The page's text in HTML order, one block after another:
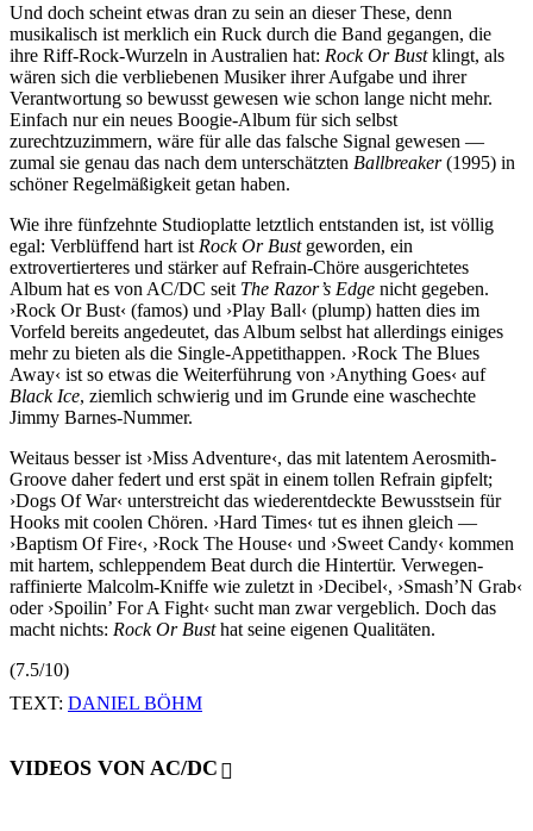
Und doch scheint etwas dran zu sein an dieser These, denn
musikalisch ist merklich ein Ruck durch die Band gegangen, die
ihre Riff-Rock-Wurzeln in Australien hat: Rock Or Bustklingt, als
wären sich die verbliebenen Musiker ihrer Aufgabe und ihrer
Verantwortung so bewusst gewesen wie schon lange nicht mehr.
Einfach nur ein neues Boogie-Album für sich selbst
zurechtzuzimmern, wäre für alle das falsche Signal gewesen —
zumal sie genau das nach dem unterschätzten Ballbreaker(1995) in
schöner Regelmäßigkeit getan haben.
Wie ihre fünfzehnte Studioplatte letztlich entstanden ist, ist völlig
egal: Verblüffend hart ist Rock Or Bustgeworden, ein
extrovertierteres und stärker auf Refrain-Chöre ausgerichtetes
Album hat es von AC/DC seit The Razor’s Edge nicht gegeben.
›Rock Or Bust‹ (famos) und ›Play Ball‹ (plump) hatten dies im
Vorfeld bereits angedeutet, das Album selbst hat allerdings einiges
mehr zu bieten als die Single-Appetithappen. ›Rock The Blues
Away‹ ist so etwas die Weiterführung von ›Anything Goes‹ auf
Black Ice, ziemlich schwierig und im Grunde eine waschechte
Jimmy Barnes-Nummer.
Weitaus besser ist ›Miss Adventure‹, das mit latentem Aerosmith-
Groove daher federt und erst spät in einem tollen Refrain gipfelt;
›Dogs Of War‹ unterstreicht das wiederentdeckte Bewusstsein für
Hooks mit coolen Chören. ›Hard Times‹ tut es ihnen gleich —
›Baptism Of Fire‹, ›Rock The House‹ und ›Sweet Candy‹ kommen
mit hartem, schleppendem Beat durch die Hintertür. Verwegen-
raffinierte Malcolm-Kniffe wie zuletzt in ›Decibel‹, ›Smash’N Grab‹
oder ›Spoilin’ For A Fight‹ sucht man zwar vergeblich. Doch das
macht nichts: Rock Or Busthat seine eigenen Qualitäten.
(7.5/10)
TEXT: DANIEL BÖHM
VIDEOS VON AC/DC